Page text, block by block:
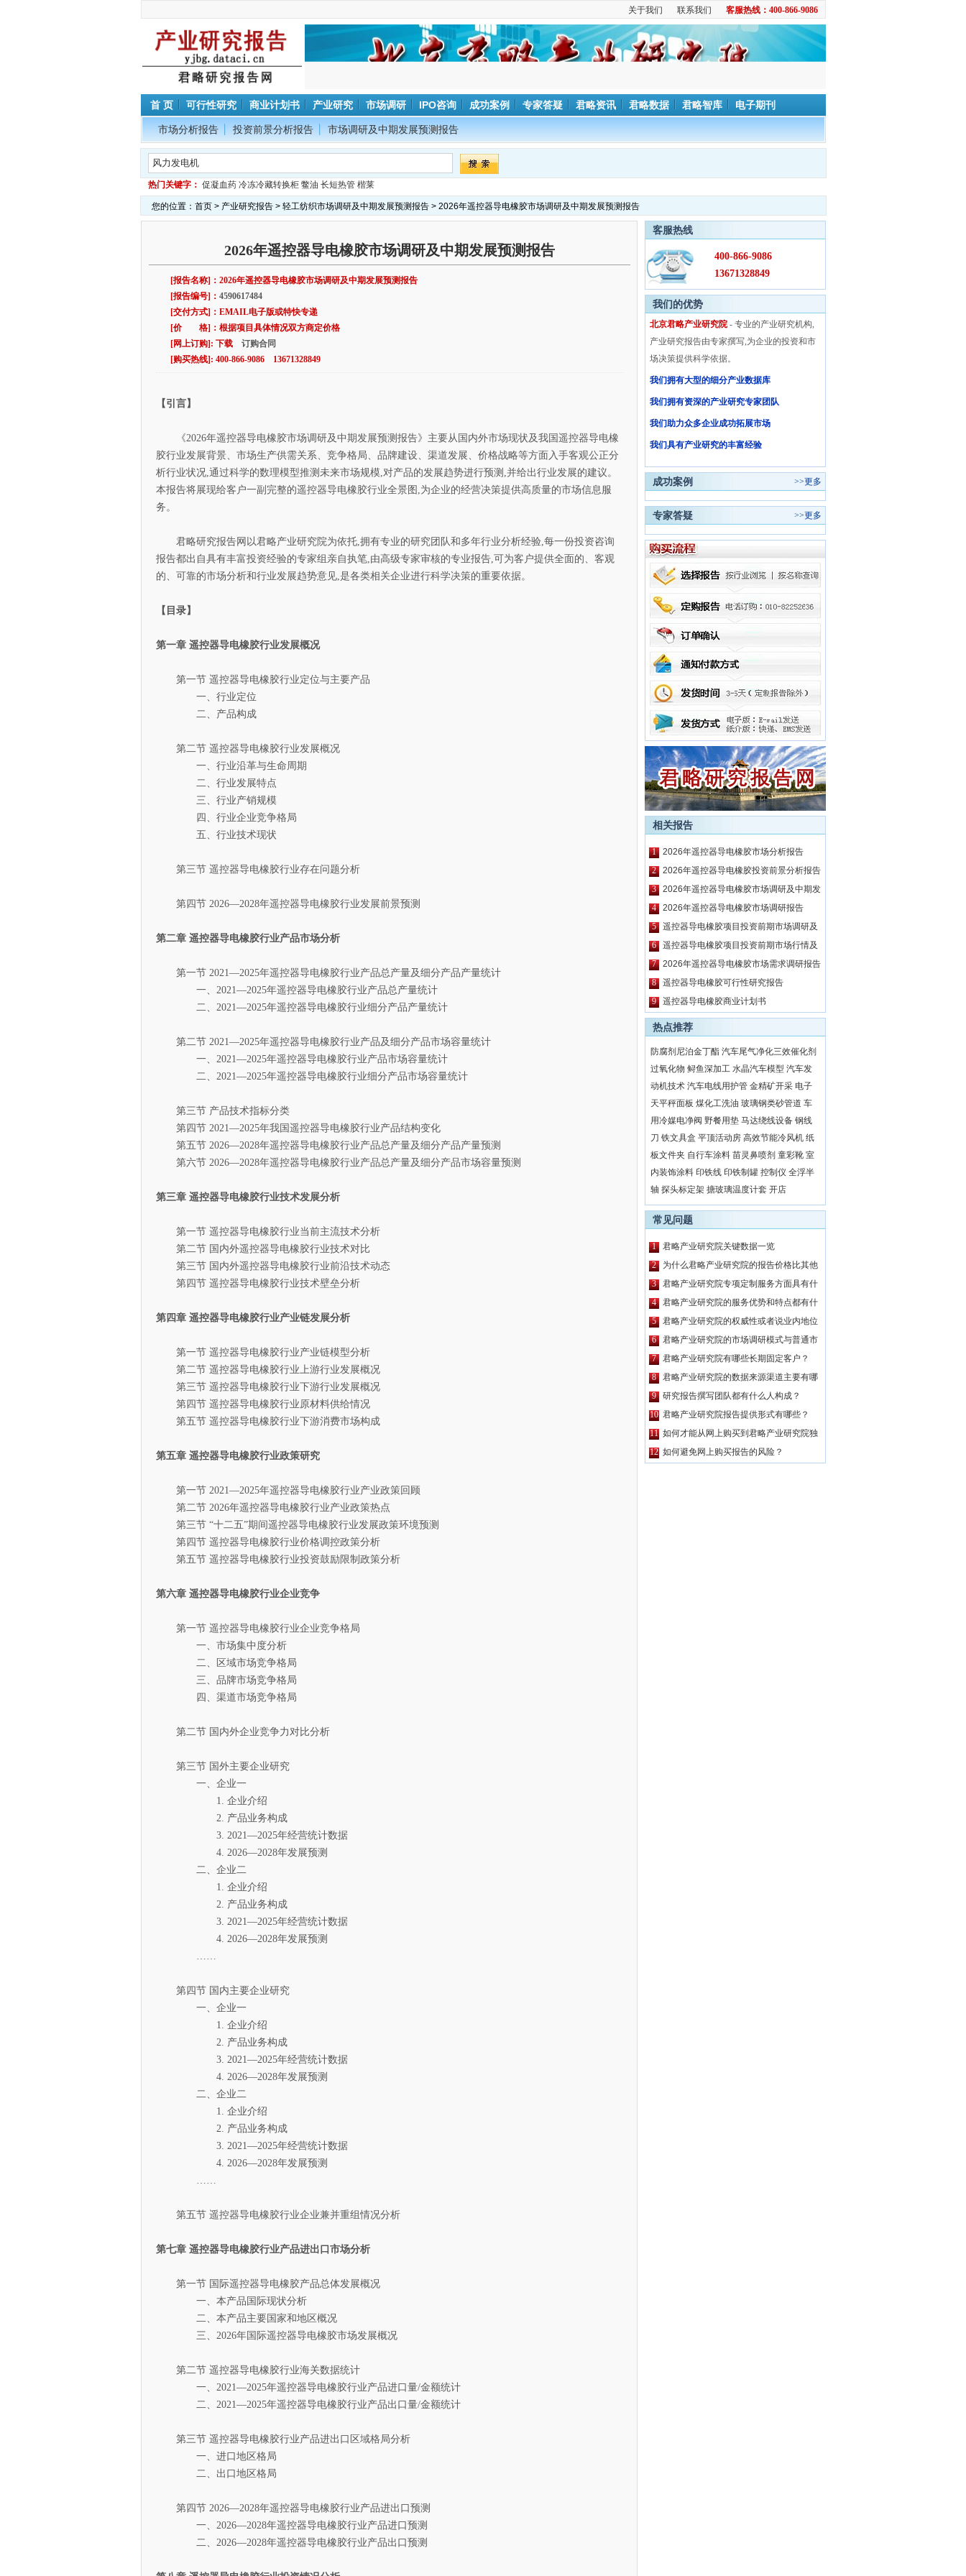
客服热线：400-866-9086
联系我们
关于我们
首 页 可行性研究 商业计划书 产业研究 市场调研 IPO咨询 成功案例 专家答疑 君略资讯 君略数据 君略智库 电子期刊
市场分析报告 投资前景分析报告 市场调研及中期发展预测报告
热门关键字： 促凝血药 冷冻冷藏转换柜 鳖油 长短热管 楷莱
您的位置： 首页> 产业研究报告> 轻工纺织市场调研及中期发展预测报告> 2026年遥控器导电橡胶市场调研及中期发展预测报告
2026年遥控器导电橡胶市场调研及中期发展预测报告
[报告名称]：2026年遥控器导电橡胶市场调研及中期发展预测报告
[报告编号]： 4590617484
[交付方式]：EMAIL电子版或特快专递
[价 格]：根据项目具体情况双方商定价格
[网上订购]: 下载 订购合同
[购买热线]: 400-866-9086 13671328849
【引言】
《2026年遥控器导电橡胶市场调研及中期发展预测报告》主要从国内外市场现状及我国遥控器导电橡
胶行业发展背景、市场生产供需关系、竞争格局、品牌建设、渠道发展、价格战略等方面入手客观公正分
析行业状况,通过科学的数理模型推测未来市场规模,对产品的发展趋势进行预测,并给出行业发展的建议。
本报告将展现给客户一副完整的遥控器导电橡胶行业全景图,为企业的经营决策提供高质量的市场信息服
务。
君略研究报告网以君略产业研究院为依托,拥有专业的研究团队和多年行业分析经验,每一份投资咨询
报告都出自具有丰富投资经验的专家组亲自执笔,由高级专家审核的专业报告,可为客户提供全面的、客观
的、可靠的市场分析和行业发展趋势意见,是各类相关企业进行科学决策的重要依据。
【目录】
第一章 遥控器导电橡胶行业发展概况
第一节 遥控器导电橡胶行业定位与主要产品
一、行业定位
二、产品构成
第二节 遥控器导电橡胶行业发展概况
一、行业沿革与生命周期
二、行业发展特点
三、行业产销规模
四、行业企业竞争格局
五、行业技术现状
第三节 遥控器导电橡胶行业存在问题分析
第四节 2026—2028年遥控器导电橡胶行业发展前景预测
第二章 遥控器导电橡胶行业产品市场分析
第一节 2021—2025年遥控器导电橡胶行业产品总产量及细分产品产量统计
一、2021—2025年遥控器导电橡胶行业产品总产量统计
二、2021—2025年遥控器导电橡胶行业细分产品产量统计
第二节 2021—2025年遥控器导电橡胶行业产品及细分产品市场容量统计
一、2021—2025年遥控器导电橡胶行业产品市场容量统计
二、2021—2025年遥控器导电橡胶行业细分产品市场容量统计
第三节 产品技术指标分类
第四节 2021—2025年我国遥控器导电橡胶行业产品结构变化
第五节 2026—2028年遥控器导电橡胶行业产品总产量及细分产品产量预测
第六节 2026—2028年遥控器导电橡胶行业产品总产量及细分产品市场容量预测
第三章 遥控器导电橡胶行业技术发展分析
第一节 遥控器导电橡胶行业当前主流技术分析
第二节 国内外遥控器导电橡胶行业技术对比
第三节 国内外遥控器导电橡胶行业前沿技术动态
第四节 遥控器导电橡胶行业技术壁垒分析
第四章 遥控器导电橡胶行业产业链发展分析
第一节 遥控器导电橡胶行业产业链模型分析
第二节 遥控器导电橡胶行业上游行业发展概况
第三节 遥控器导电橡胶行业下游行业发展概况
第四节 遥控器导电橡胶行业原材料供给情况
第五节 遥控器导电橡胶行业下游消费市场构成
第五章 遥控器导电橡胶行业政策研究
第一节 2021—2025年遥控器导电橡胶行业产业政策回顾
第二节 2026年遥控器导电橡胶行业产业政策热点
第三节 “十二五”期间遥控器导电橡胶行业发展政策环境预测
第四节 遥控器导电橡胶行业价格调控政策分析
第五节 遥控器导电橡胶行业投资鼓励限制政策分析
第六章 遥控器导电橡胶行业企业竞争
第一节 遥控器导电橡胶行业企业竞争格局
一、市场集中度分析
二、区域市场竞争格局
三、品牌市场竞争格局
四、渠道市场竞争格局
第二节 国内外企业竞争力对比分析
第三节 国外主要企业研究
一、企业一
1. 企业介绍
2. 产品业务构成
3. 2021—2025年经营统计数据
4. 2026—2028年发展预测
二、企业二
1. 企业介绍
2. 产品业务构成
3. 2021—2025年经营统计数据
4. 2026—2028年发展预测
……
第四节 国内主要企业研究
一、企业一
1. 企业介绍
2. 产品业务构成
3. 2021—2025年经营统计数据
4. 2026—2028年发展预测
二、企业二
1. 企业介绍
2. 产品业务构成
3. 2021—2025年经营统计数据
4. 2026—2028年发展预测
……
第五节 遥控器导电橡胶行业企业兼并重组情况分析
第七章 遥控器导电橡胶行业产品进出口市场分析
第一节 国际遥控器导电橡胶产品总体发展概况
一、本产品国际现状分析
二、本产品主要国家和地区概况
三、2026年国际遥控器导电橡胶市场发展概况
第二节 遥控器导电橡胶行业海关数据统计
一、2021—2025年遥控器导电橡胶行业产品进口量/金额统计
二、2021—2025年遥控器导电橡胶行业产品出口量/金额统计
第三节 遥控器导电橡胶行业产品进出口区域格局分析
一、进口地区格局
二、出口地区格局
第四节 2026—2028年遥控器导电橡胶行业产品进出口预测
一、2026—2028年遥控器导电橡胶行业产品进口预测
二、2026—2028年遥控器导电橡胶行业产品出口预测
客服热线
400-866-9086
13671328849
我们的优势
北京君略产业研究院- 专业的产业研究机构,
产业研究报告由专家撰写,为企业的投资和市
场决策提供科学依据。
我们拥有大型的细分产业数据库
我们拥有资深的产业研究专家团队
我们助力众多企业成功拓展市场
我们具有产业研究的丰富经验
成功案例 >>更多
专家答疑 >>更多
相关报告
1
2026年遥控器导电橡胶市场分析报告
2
2026年遥控器导电橡胶投资前景分析报告
3
2026年遥控器导电橡胶市场调研及中期发
展预测报告
4
2026年遥控器导电橡胶市场调研报告
5
遥控器导电橡胶项目投资前期市场调研及
市场前景预测报告
6
遥控器导电橡胶项目投资前期市场行情及
相关技术调研报告
7
2026年遥控器导电橡胶市场需求调研报告
8
遥控器导电橡胶可行性研究报告
9
遥控器导电橡胶商业计划书
热点推荐
防腐剂尼泊金丁酯 汽车尾气净化三效催化剂
过氧化物 鲟鱼深加工 水晶汽车模型 汽车发
动机技术 汽车电线用护管 金精矿开采 电子
天平秤面板 煤化工洗油 玻璃钢类砂管道 车
用冷媒电净阀 野餐用垫 马达绕线设备 钢线
刀 铁文具盒 平顶活动房 高效节能冷风机 纸
板文件夹 自行车涂料 苗灵鼻喷剂 童彩靴 室
内装饰涂料 印铁线 印铁制罐 控制仪 全浮半
轴 探头标定架 搪玻璃温度计套 开店
常见问题
1
君略产业研究院关键数据一览
2
为什么君略产业研究院的报告价格比其他
公司都要高？
3
君略产业研究院专项定制服务方面具有什
么特点？
4
君略产业研究院的服务优势和特点都有什
么？
5
君略产业研究院的权威性或者说业内地位
如何？
6
君略产业研究院的市场调研模式与普通市
场调研主要区别有哪些？
7
君略产业研究院有哪些长期固定客户？
8
君略产业研究院的数据来源渠道主要有哪
些？
9
研究报告撰写团队都有什么人构成？
10 君略产业研究院报告提供形式有哪些？
11 如何才能从网上购买到君略产业研究院独
家原创的报告产品？
12 如何避免网上购买报告的风险？